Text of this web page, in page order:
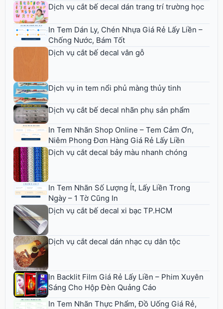
Dịch vụ cắt bế decal dán trang trí trường học
In Tem Dán Ly, Chén Nhựa Giá Rẻ Lấy Liền –
Chống Nước, Bám Tốt
Dịch vụ cắt bế decal vân gỗ
Dịch vụ in tem nổi phủ màng thủy tinh
Dịch vụ cắt bế decal nhãn phụ sản phẩm
In Tem Nhãn Shop Online – Tem Cảm Ơn,
Niêm Phong Đơn Hàng Giá Rẻ Lấy Liền
Dịch vụ cắt decal bảy màu nhanh chóng
In Tem Nhãn Số Lượng Ít, Lấy Liền Trong
Ngày – 1 Tờ Cũng In
Dịch vụ cắt bế decal xi bạc TP.HCM
Dịch vụ cắt decal dán nhạc cụ dân tộc
In Backlit Film Giá Rẻ Lấy Liền – Phim Xuyên
Sáng Cho Hộp Đèn Quảng Cáo
In Tem Nhãn Thực Phẩm, Đồ Uống Giá Rẻ,